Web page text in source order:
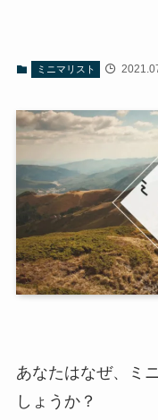
ミニマリスト
あなたはなぜ、ミ
しょうか？